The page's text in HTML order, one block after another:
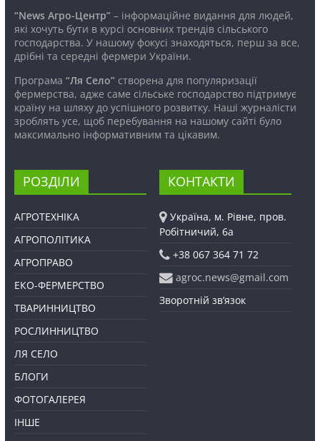
“News Агро-Центр”– інформаційне видання для людей,
які хочуть бути в курсі основних трендів сільського
господарства. У нашому фокусі знаходяться, перш за все,
дрібні та середні фермери України.
Програма “Ля Село”створена для популяризації
фермерства, адже саме сільське господарство підтримує
країну на шляху до успішного розвитку. Наші журналісти
зроблять усе, щоб перебування на нашому сайті було
максимально інформативним та цікавим.
РОЗДІЛИ
АГРОТЕХНІКА
АГРОПОЛІТИКА
АГРОПРАВО
ЕКО-ФЕРМЕРСТВО
ТВАРИННИЦТВО
РОСЛИННИЦТВО
ЛЯ СЕЛО
БЛОГИ
ФОТОГАЛЕРЕЯ
ІНШЕ
КОНТАКТИ
Україна, м. Рівне, пров.
Робітничий, 6а
+38 067 364 71 72
agroc.news@gmail.com
Зворотній зв’язок